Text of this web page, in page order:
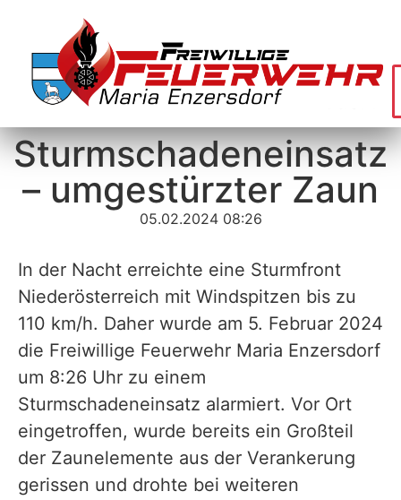
Sturmschadeneinsatz
– umgestürzter Zaun
05.02.2024 08:26
In der Nacht erreichte eine Sturmfront
Niederösterreich mit Windspitzen bis zu
110 km/h. Daher wurde am 5. Februar 2024
die Freiwillige Feuerwehr Maria Enzersdorf
um 8:26 Uhr zu einem
Sturmschadeneinsatz alarmiert. Vor Ort
eingetroffen, wurde bereits ein Großteil
der Zaunelemente aus der Verankerung
gerissen und drohte bei weiteren